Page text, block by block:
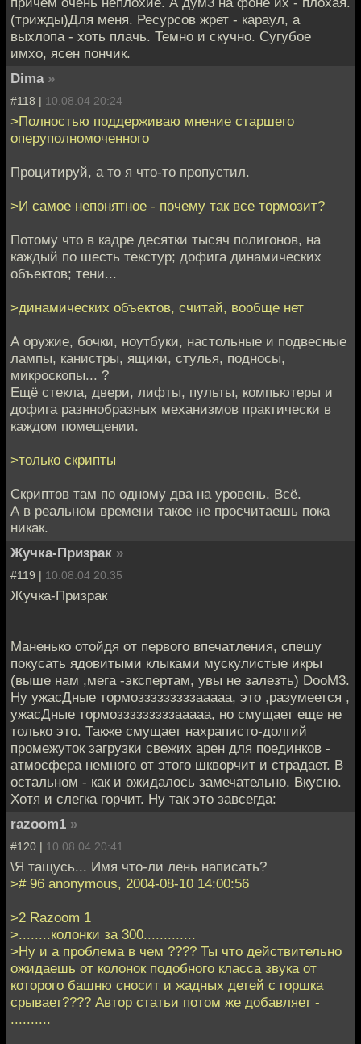
(трижды)Для меня. Ресурсов жрет - караул, а
выхлопа - хоть плачь. Темно и скучно. Сугубое
имхо, ясен пончик.
Dima »
#118 | 10.08.04 20:24
>Полностью поддерживаю мнение старшего
оперуполномоченного
Процитируй, а то я что-то пропустил.
>И самое непонятное - почему так все тормозит?
Потому что в кадре десятки тысяч полигонов, на
каждый по шесть текстур; дофига динамических
объектов; тени...
>динамических объектов, считай, вообще нет
А оружие, бочки, ноутбуки, настольные и подвесные
лампы, канистры, ящики, стулья, подносы,
микроскопы... ?
Ещё стекла, двери, лифты, пульты, компьютеры и
дофига разннобразных механизмов практически в
каждом помещении.
>только скрипты
Скриптов там по одному два на уровень. Всё.
А в реальном времени такое не просчитаешь пока
никак.
Жучка-Призрак »
#119 | 10.08.04 20:35
Жучка-Призрак
Маненько отойдя от первого впечатления, спешу
покусать ядовитыми клыками мускулистые икры
(выше нам ,мега -экспертам, увы не залезть) DooM3.
Ну ужасДные тормозззззззззааааа, это ,разумеется ,
ужасДные тормозззззззззааааа, но смущает еще не
только это. Также смущает нахраписто-долгий
промежуток загрузки свежих арен для поединков -
атмосфера немного от этого шкворчит и страдает. В
остальном - как и ожидалось замечательно. Вкусно.
Хотя и слегка горчит. Ну так это завсегда:
razoom1 »
#120 | 10.08.04 20:41
\Я тащусь... Имя что-ли лень написать?
># 96 anonymous, 2004-08-10 14:00:56
>2 Razoom 1
>........колонки за 300.............
>Ну и а проблема в чем ???? Ты что действительно
ожидаешь от колонок подобного класса звука от
которого башню сносит и жадных детей с горшка
срывает???? Автор статьи потом же добавляет -
..........